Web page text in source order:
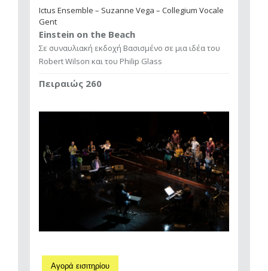
Ictus Ensemble – Suzanne Vega – Collegium Vocale
Gent
Einstein on the Beach
Σε συναυλιακή εκδοχή Βασισμένο σε μια ιδέα του
Robert Wilson και του Philip Glass
Πειραιώς 260
Αγορά εισιτηρίου